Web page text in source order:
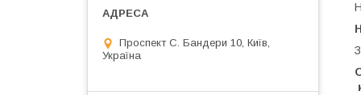
Проспект С. Бандери 10, Київ,
Україна